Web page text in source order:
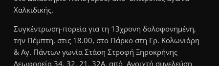
Χαλκιδικής.
Συγκέντρωση-πορεία για τη 13χρονη δολοφονημένη,
την Πέμπτη, στις 18.00, στο Πάρκο στη Γρ. Κολωνιάρη
& Αγ. Πάντων γωνία Στάση Στροφή Ξηροκρήνης
Λεωφορεία 34, 32, 21, 32Α, από Ανοιχτή συνελεύση